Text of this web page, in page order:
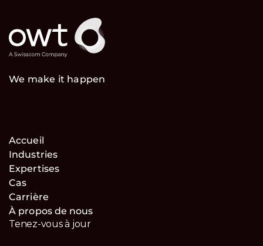
We make it happen
Accueil
Industries
Expertises
Cas
Carrière
À propos de nous
Tenez-vous à jour